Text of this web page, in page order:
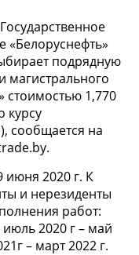
«Белоруснефть»
подрядную
магистрального
стоимостью 1,770
курсу
сообщается на
июня 2020 г. К
и нерезиденты
работ:
июль 2020 г – май
– март 2022 г.